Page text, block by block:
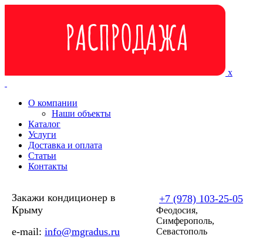
x
О компании
Наши объекты
Каталог
Услуги
Доставка и оплата
Статьи
Контакты
Закажи кондиционер в
Крыму
e-mail: info@mgradus.ru
+7 (978) 103-25-05
Феодосия,
Симферополь,
Севастополь